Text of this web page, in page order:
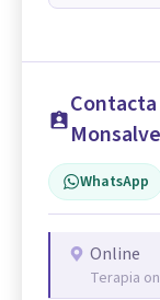
Monsalve
WhatsApp
Online
Terapia